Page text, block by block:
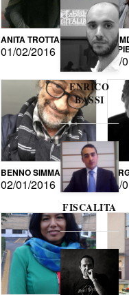
ANITA TROTTA
01/02/2016 DI
15/
BENNO SIMMA
02/01/2016
ENRICO
BASSI
FISCALITA